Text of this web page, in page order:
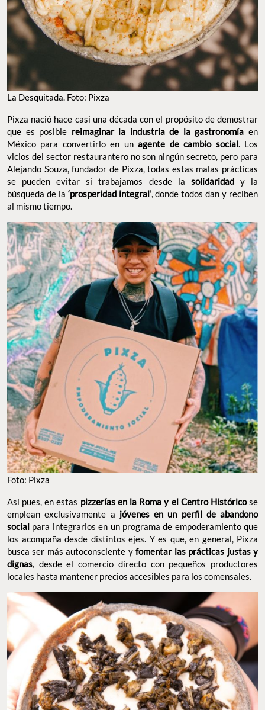
La Desquitada. Foto: Pixza
Pixza nació hace casi una década con el propósito de demostrar
que es posible reimaginar la industria de la gastronomía en
México para convertirlo en unagente de cambio social. Los
vicios del sector restaurantero no son ningún secreto, pero para
Alejando Souza, fundador de Pixza, todas estas malas prácticas
se pueden evitar si trabajamos desde la solidaridady la
búsqueda de la ‘prosperidad integral’, donde todos dan y reciben
al mismo tiempo.
Foto: Pixza
Así pues, en estas pizzerías en la Roma y el Centro Históricose
emplean exclusivamente a jóvenes en un perfil de abandono
social para integrarlos en un programa de empoderamiento que
los acompaña desde distintos ejes. Y es que, en general, Pixza
busca ser más autoconsciente yfomentar las prácticas justas y
dignas, desde el comercio directo con pequeños productores
locales hasta mantener precios accesibles para los comensales.